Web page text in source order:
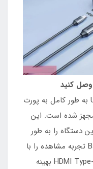
هاب 5 پورت سری UltraJoy Baseus به طور کامل به پورت
شده است. این
دستگاه را به طور
همزمان وصل کنند. Baseus UltraJoy تجربه مشاهده را با
وضوح 4K@30Hz از سوئیچ پورت HDMI Type-C بهینه